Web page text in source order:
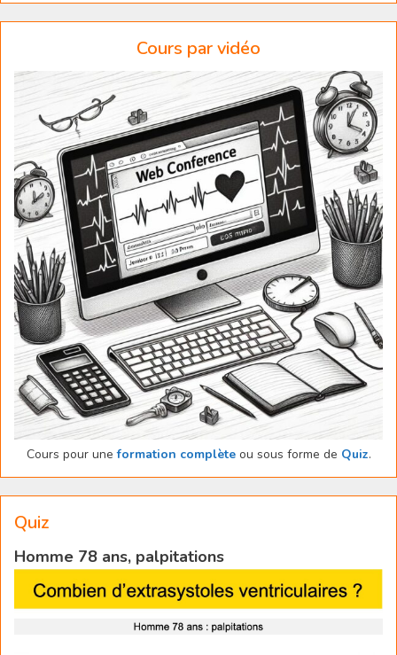
Cours par vidéo
Cours pour uneformation complèteou sous forme de Quiz.
Quiz
Homme 78 ans, palpitations